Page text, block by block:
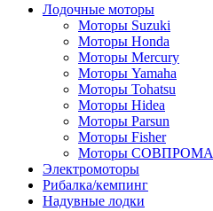
Лодочные моторы
Моторы Suzuki
Моторы Honda
Моторы Mercury
Моторы Yamaha
Моторы Tohatsu
Моторы Hidea
Моторы Parsun
Моторы Fisher
Моторы СОВПРОМА
Электромоторы
Рибалка/кемпинг
Надувные лодки